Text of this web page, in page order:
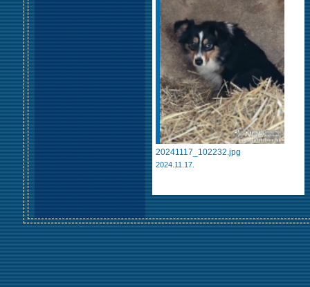
20241117_102232.jpg
2024.11.17.